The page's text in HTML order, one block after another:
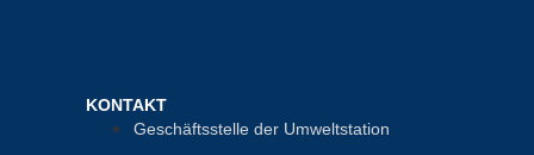
KONTAKT
Geschäftsstelle der Umweltstation